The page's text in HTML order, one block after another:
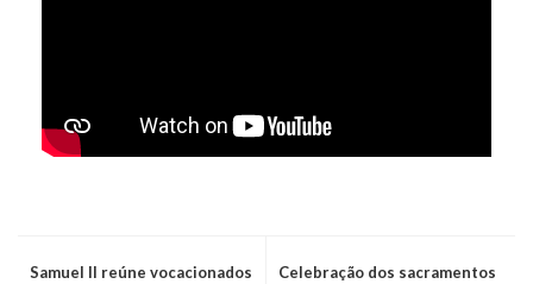
Samuel II reúne vocacionados
Celebração dos sacramentos